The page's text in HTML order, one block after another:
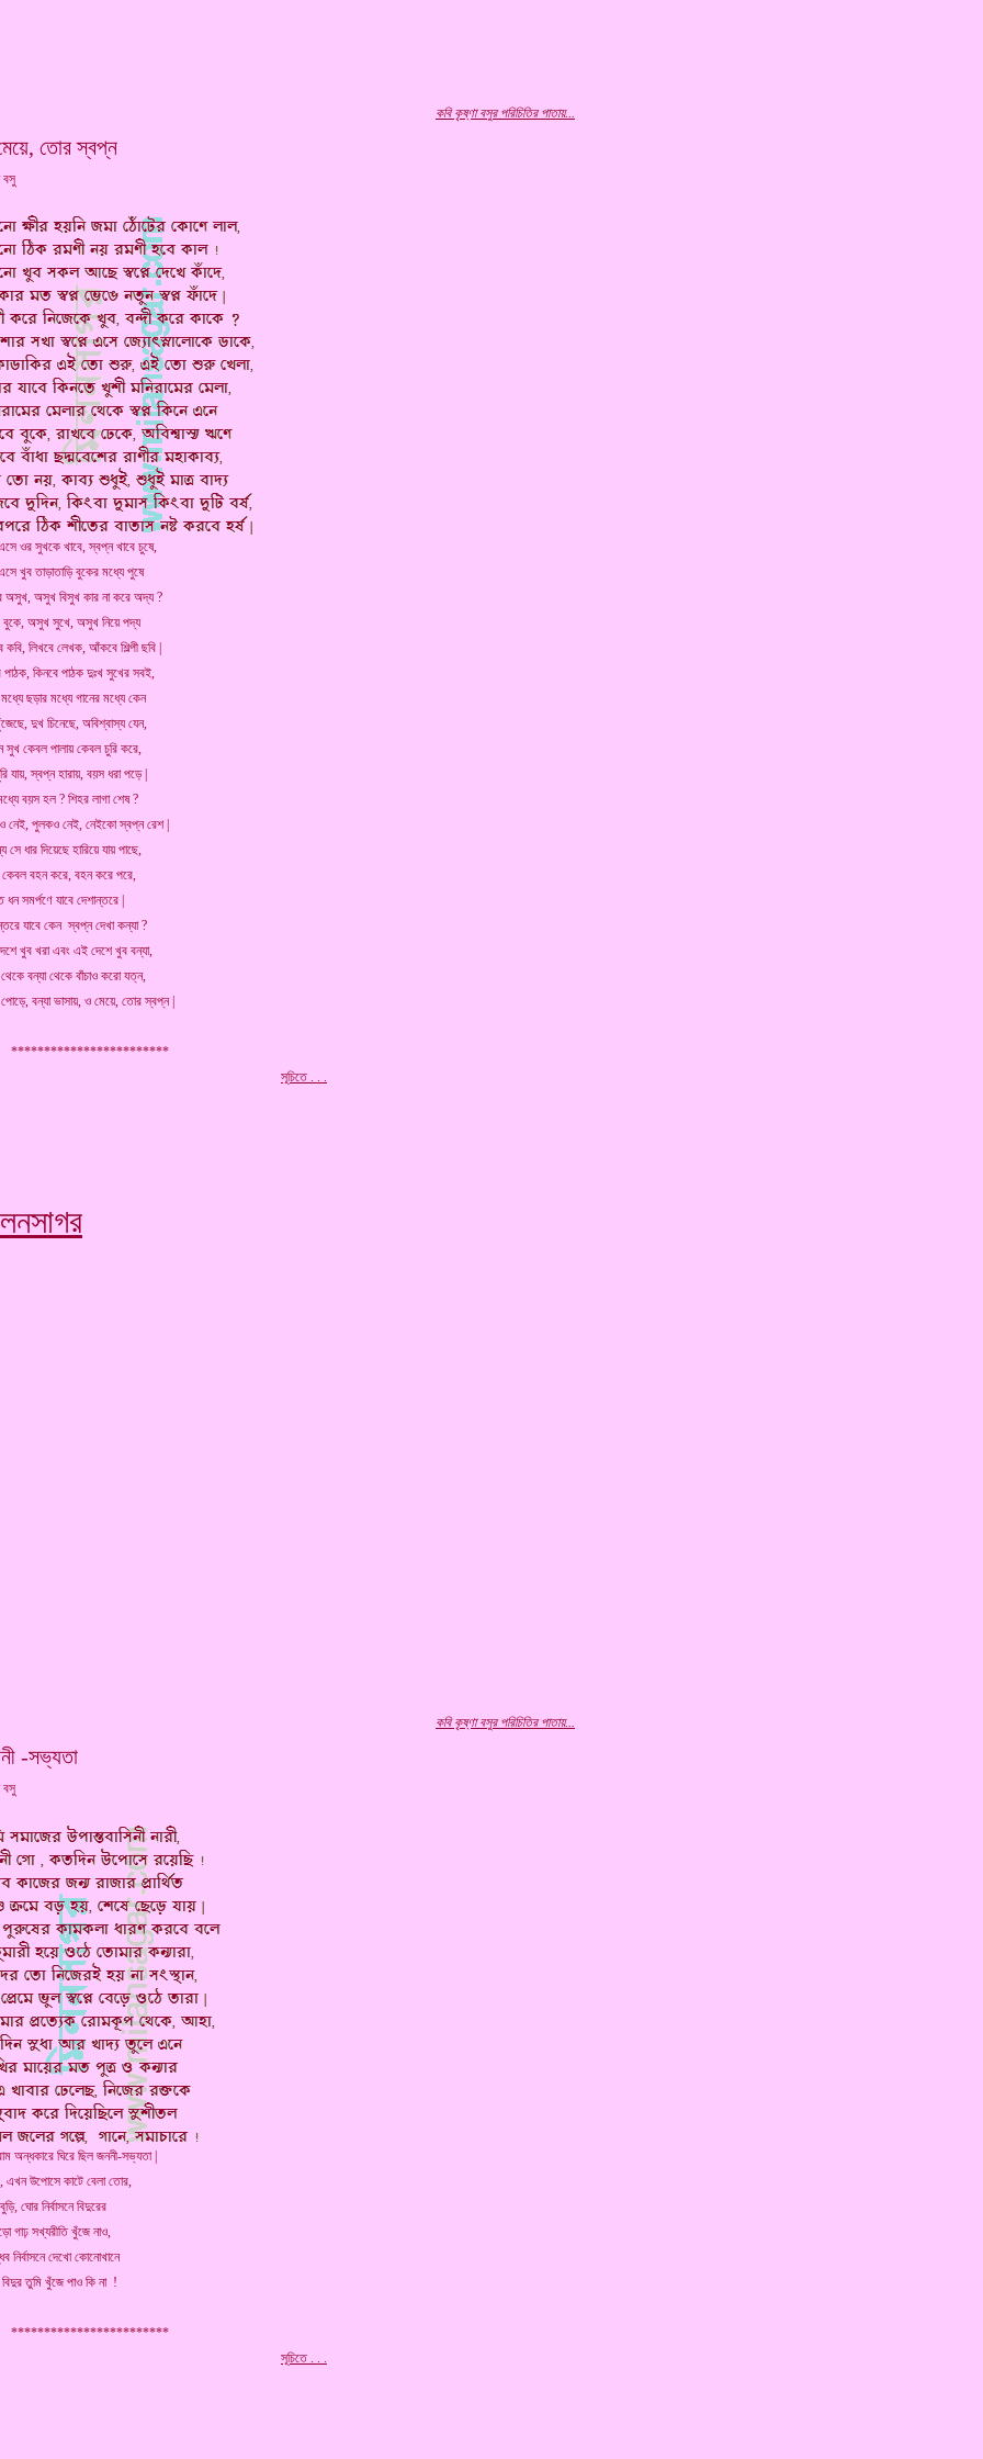
কবিকৃষ্ণা বসুরপরিচিতির পাতায়...
ওর সুখকে খাবে, স্বপ্ন খাবে চুষে,
খুব তাড়াতাড়ি বুকের মধ্যে পুষে
অসুখ, অসুখ বিসুখ কার না করে অদ্য ?
অসুখ সুখে, অসুখ নিয়ে পদ্য
কবি, লিখবে লেখক, আঁকবে শিল্পী ছবি |
পাঠক, কিনবে পাঠক দুঃখ সুখের সবই,
ছড়ার মধ্যে গানের মধ্যে কেন
দুখ চিনেছে, অবিশ্বাস্য যেন,
সুখ কেবল পালায় কেবল চুরি করে,
যায়, স্বপ্ন হারায়, বয়স ধরা পড়ে |
বয়স হল ? শিহর লাগা শেষ ?
নেই, পুলকও নেই, নেইকো স্বপ্ন রেশ |
সে ধার দিয়েছে হারিয়ে যায় পাছে,
কেবল বহন করে, বহন করে পরে,
ধন সমর্পণে যাবে দেশান্তরে |
যাবে কেন স্বপ্ন দেখা কন্যা ?
খুব খরা এবং এই দেশে খুব বন্যা,
থেকে বন্যা থেকে বাঁচাও করো যত্ন,
পোড়ে, বন্যা ভাসায়, ও মেয়ে, তোর স্বপ্ন |
সূচিতে . . .
কবিকৃষ্ণা বসুরপরিচিতির পাতায়...
অন্ধকারে ঘিরে ছিল জননী-সভ্যতা |
এখন উপোসে কাটে বেলা তোর,
ঘোর নির্বাসনে বিদুরের
গাঢ় সখ্যরীতি খুঁজে নাও,
নির্বাসনে দেখো কোনোখানে
বিদুর তুমি খুঁজে পাও কি না !
সূচিতে . . .
তোর স্বপ্ন
বসু
-সভ্যতা
বসু